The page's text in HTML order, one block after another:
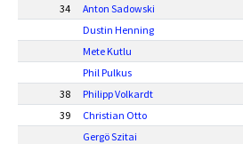
34
Anton Sadowski
Dustin Henning
Mete Kutlu
Phil Pulkus
38
Philipp Volkardt
39
Christian Otto
Gergö Szitai